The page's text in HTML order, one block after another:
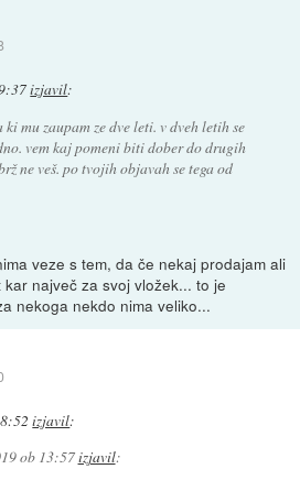
izjavil:
mu zaupam ze dve leti. v dveh letih se
vem kaj pomeni biti dober do drugih
ne veš. po tvojih objavah se tega od
veze s tem, da če nekaj prodajam ali
največ za svoj vložek... to je
nekoga nekdo nima veliko...
izjavil:
ob 13:57izjavil: